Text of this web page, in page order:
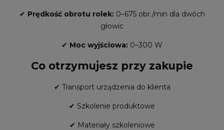
✔ Prędkość obrotu rolek: 0–675 obr./min dla dwóch
głowic
✔ Moc wyjściowa: 0–300 W
Co otrzymujesz przy zakupie
✔ Transport urządzenia do klienta
✔ Szkolenie produktowe
✔ Materiały szkoleniowe